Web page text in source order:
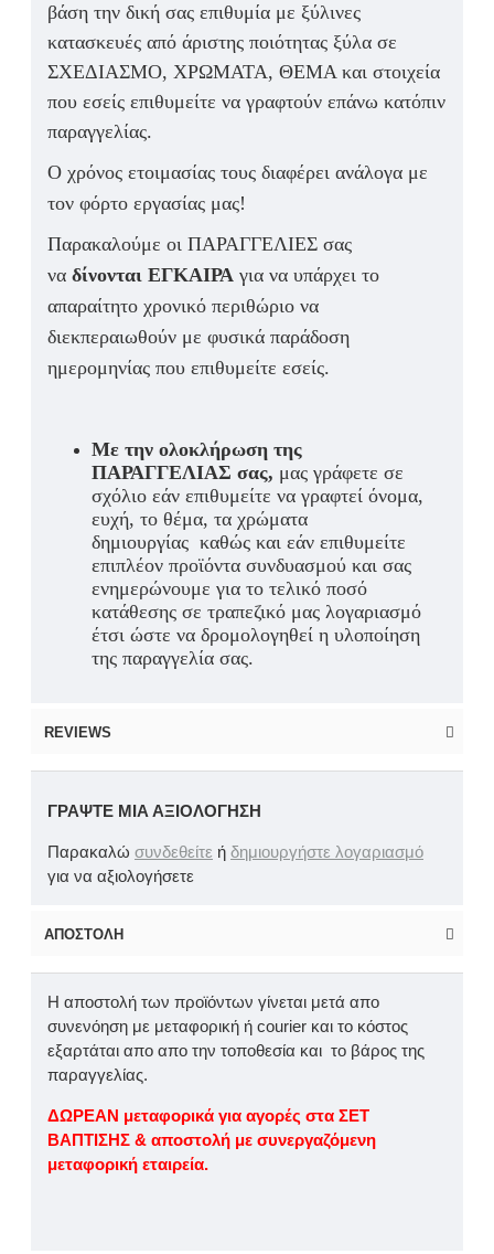
βάση την δική σας επιθυμία με ξύλινες
κατασκευές από άριστης ποιότητας ξύλα σε
ΣΧΕΔΙΑΣΜΟ, ΧΡΩΜΑΤΑ, ΘΕΜΑ και στοιχεία
που εσείς επιθυμείτε να γραφτούν επάνω κατόπιν
παραγγελίας.
Ο χρόνος ετοιμασίας τους διαφέρει ανάλογα με
τον φόρτο εργασίας μας!
Παρακαλούμε οι ΠΑΡΑΓΓΕΛΙΕΣ σας
να δίνονται ΕΓΚΑΙΡΑ για να υπάρχει το
απαραίτητο χρονικό περιθώριο να
διεκπεραιωθούν με φυσικά παράδοση
ημερομηνίας που επιθυμείτε εσείς.
Με την ολοκλήρωση της
ΠΑΡΑΓΓΕΛΙΑΣ σας, μας γράφετε σε
σχόλιο εάν επιθυμείτε να γραφτεί όνομα,
ευχή, το θέμα, τα χρώματα
δημιουργίας καθώς και εάν επιθυμείτε
επιπλέον προϊόντα συνδυασμού και σας
ενημερώνουμε για το τελικό ποσό
κατάθεσης σε τραπεζικό μας λογαριασμό
έτσι ώστε να δρομολογηθεί η υλοποίηση
της παραγγελία σας.
REVIEWS
ΓΡΆΨΤΕ ΜΙΑ ΑΞΙΟΛΌΓΗΣΗ
Παρακαλώ συνδεθείτε ή δημιουργήστε λογαριασμό
για να αξιολογήσετε
ΑΠΟΣΤΟΛΉ
Η αποστολή των προϊόντων γίνεται μετά απο
συνενόηση με μεταφορική ή courier και το κόστος
εξαρτάται απο απο την τοποθεσία και το βάρος της
παραγγελίας.
ΔΩΡΕΑΝ μεταφορικά για αγορές στα ΣΕΤ
ΒΑΠΤΙΣΗΣ & αποστολή με συνεργαζόμενη
μεταφορική εταιρεία.